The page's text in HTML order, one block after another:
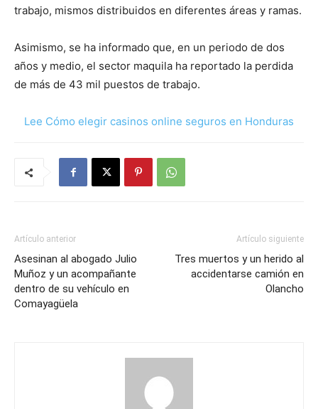
trabajo, mismos distribuidos en diferentes áreas y ramas.
Asimismo, se ha informado que, en un periodo de dos
años y medio, el sector maquila ha reportado la perdida
de más de 43 mil puestos de trabajo.
Lee Cómo elegir casinos online seguros en Honduras
Artículo anterior
Asesinan al abogado Julio
Muñoz y un acompañante
dentro de su vehículo en
Comayagüela
Artículo siguiente
Tres muertos y un herido al
accidentarse camión en
Olancho